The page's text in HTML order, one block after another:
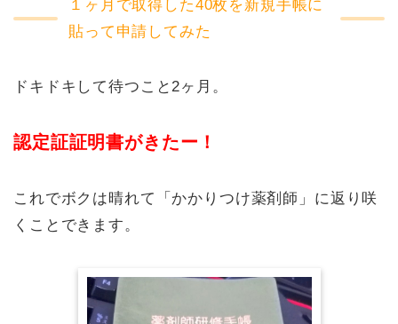
１ヶ月で取得した40枚を新規手帳に
貼って申請してみた
ドキドキして待つこと2ヶ月。
認定証証明書がきたー！
これでボクは晴れて「かかりつけ薬剤師」に返り咲
くことできます。